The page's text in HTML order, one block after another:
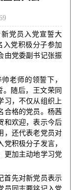
党员入党宣誓大
入党积极分子参加
由党委副书记张振
帅老师的领誓下 ，
随后，王文荣同
习，不仅从组织上
合格的党员。杨茜
和欢迎，表示今后
，还代表老党员对
积极分子发言，
更加主动地学习党
首先对新党员表示